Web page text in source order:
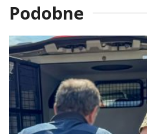
Podobne